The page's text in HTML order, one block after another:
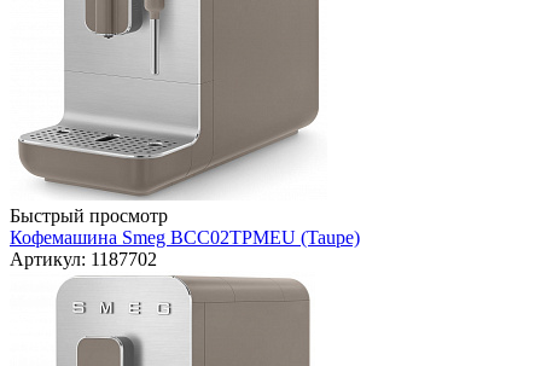
Быстрый просмотр
Кофемашина Smeg BCC02TPMEU (Taupe)
Артикул: 1187702